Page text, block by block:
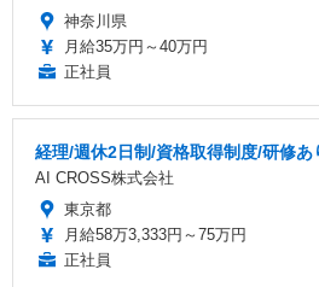
神奈川県
月給35万円～40万円
正社員
経理/週休2日制/資格取得制度/研修
AI CROSS株式会社
東京都
月給58万3,333円～75万円
正社員